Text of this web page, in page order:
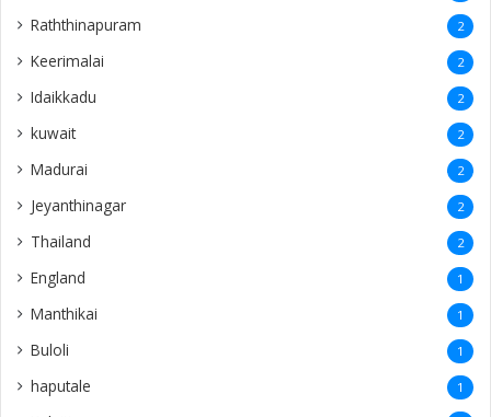
Raththinapuram 2
Keerimalai 2
Idaikkadu 2
kuwait 2
Madurai 2
Jeyanthinagar 2
Thailand 2
England 1
Manthikai 1
Buloli 1
haputale 1